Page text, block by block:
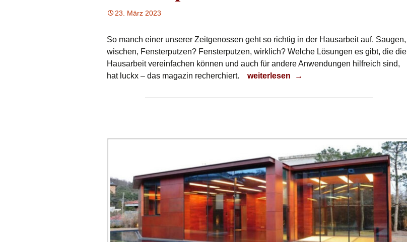
23. März 2023
So manch einer unserer Zeitgenossen geht so richtig in der Hausarbeit auf. Saugen,
wischen, Fensterputzen? Fensterputzen, wirklich? Welche Lösungen es gibt, die die
Hausarbeit vereinfachen können und auch für andere Anwendungen hilfreich sind,
hat luckx – das magazin recherchiert.
Fenster putzen
weiterlesen →